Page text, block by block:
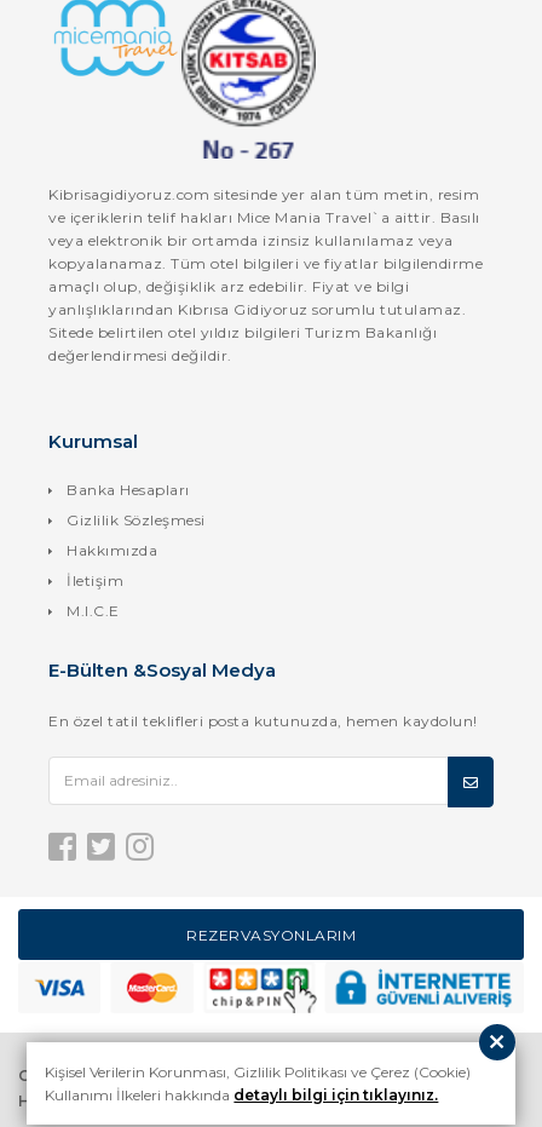
Kibrisagidiyoruz.com sitesinde yer alan tüm metin, resim
ve içeriklerin telif hakları Mice Mania Travel`a aittir. Basılı
veya elektronik bir ortamda izinsiz kullanılamaz veya
kopyalanamaz. Tüm otel bilgileri ve fiyatlar bilgilendirme
amaçlı olup, değişiklik arz edebilir. Fiyat ve bilgi
yanlışlıklarından Kıbrısa Gidiyoruz sorumlu tutulamaz.
Sitede belirtilen otel yıldız bilgileri Turizm Bakanlığı
değerlendirmesi değildir.
Kurumsal
Banka Hesapları
Gizlilik Sözleşmesi
Hakkımızda
İletişim
M.I.C.E
E-Bülten &Sosyal Medya
En özel tatil teklifleri posta kutunuzda, hemen kaydolun!
REZERVASYONLARIM
GİZLİLİK SÖZLEŞMESİ
HAKKIMIZDA
HİZMET SÖZLEŞMESİ
İLETİŞİM
Kişisel Verilerin Korunması, Gizlilik Politikası ve Çerez (Cookie)
Kullanımı İlkeleri hakkında detaylı bilgi için tıklayınız.